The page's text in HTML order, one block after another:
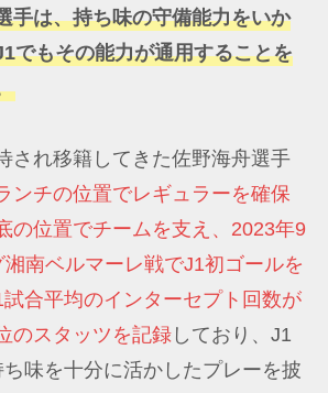
手は、持ち味の守備能力をいか
でもその能力が通用することを
され移籍してきた佐野海舟選手
ンチの位置でレギュラーを確保
の位置でチームを支え、2023年9
南ベルマーレ戦でJ1初ゴールを
合平均のインターセプト回数が
のスタッツを記録しており、J1
味を十分に活かしたプレーを披